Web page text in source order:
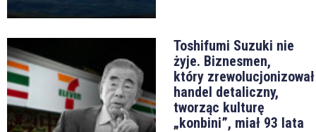
Toshifumi Suzuki nie
żyje. Biznesmen,
który zrewolucjonizował
handel detaliczny,
tworząc kulturę
„konbini”, miał 93 lata